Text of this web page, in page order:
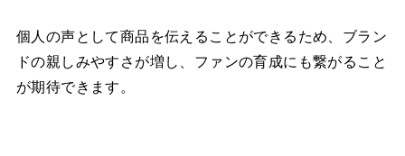
個人の声として商品を伝えることができるため、ブラン
ドの親しみやすさが増し、ファンの育成にも繋がること
が期待できます。